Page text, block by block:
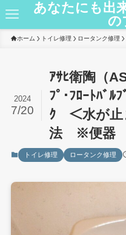
あなたにも出
の
ホーム トイレ修理 ロータンク修理
ｱｻﾋ衛陶（
ﾌﾟ･ﾌﾛｰﾄﾊﾞ
ｸ ＜水が
法 ※便器
2024
7/20
トイレ修理 ロータンク修理